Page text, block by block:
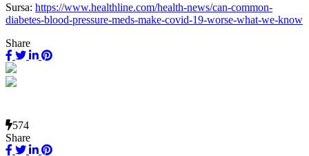
Sursa: https://www.healthline.com/health-news/can-common-
diabetes-blood-pressure-meds-make-covid-19-worse-what-we-know
Share
574
Share